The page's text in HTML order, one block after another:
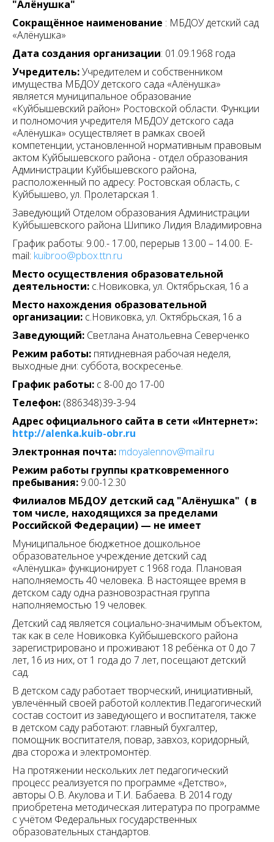
"Алёнушка"
Сокращённое наименование : МБДОУ детский сад
«Алёнушка»
Дата создания организации: 01.09.1968 года
Учредитель:Учредителем и собственником
имущества МБДОУ детского сада «Алёнушка»
является муниципальное образование
«Куйбышевский район» Ростовской области. Функции
и полномочия учредителя МБДОУ детского сада
«Алёнушка» осуществляет в рамках своей
компетенции, установленной нормативным правовым
актом Куйбышевского района - отдел образования
Администрации Куйбышевского района,
расположенный по адресу: Ростовская область, с
Куйбышево, ул. Пролетарская 1.
Заведующий Отделом образования Администрации
Куйбышевского района Шипико Лидия Владимировна
График работы: 9.00.- 17.00, перерыв 13.00 – 14.00. E-
mail: kuibroo@pbox.ttn.ru
Место осуществления образовательной
деятельности: с.Новиковка, ул. Октябрьская, 16 а
Место нахождения образовательной
организации: с.Новиковка, ул. Октябрьская, 16 а
Заведующий: Светлана Анатольевна Северченко
Режим работы: пятидневная рабочая неделя,
выходные дни: суббота, воскресенье.
График работы: с 8-00 до 17-00
Телефон: (886348)39-3-94
Адрес официального сайта в сети «Интернет»:
http://alenka.kuib-obr.ru
Электронная почта: mdoyalennov@mail.ru
Режим работы группы кратковременного
пребывания: 9.00-12.30
Филиалов МБДОУ детский сад "Алёнушка" ( в
том числе, находящихся за пределами
Российской Федерации) — не имеет
Муниципальное бюджетное дошкольное
образовательное учреждение детский сад
«Алёнушка» функционирует с 1968 года. Плановая
наполняемость 40 человека. В настоящее время в
детском саду одна разновозрастная группа
наполняемостью 19 человек.
Детский сад является социально-значимым объектом,
так как в селе Новиковка Куйбышевского района
зарегистрировано и проживают 18 ребёнка от 0 до 7
лет, 16 из них, от 1 года до 7 лет, посещают детский
сад.
В детском саду работает творческий, инициативный,
увлечённый своей работой коллектив.Педагогический
состав состоит из заведующего и воспитателя, также
в детском саду работают: главный бухгалтер,
помощник воспитателя, повар, завхоз, коридорный,
два сторожа и электромонтёр.
На протяжении нескольких лет педагогический
процесс реализуется по программе «Детство»,
авторы О.В. Акулова и Т.И. Бабаева. В 2014 году
приобретена методическая литература по программе
с учётом Федеральных государственных
образовательных стандартов.